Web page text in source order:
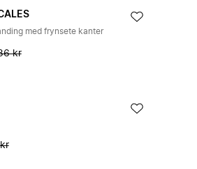
med frynsete kanter
kr